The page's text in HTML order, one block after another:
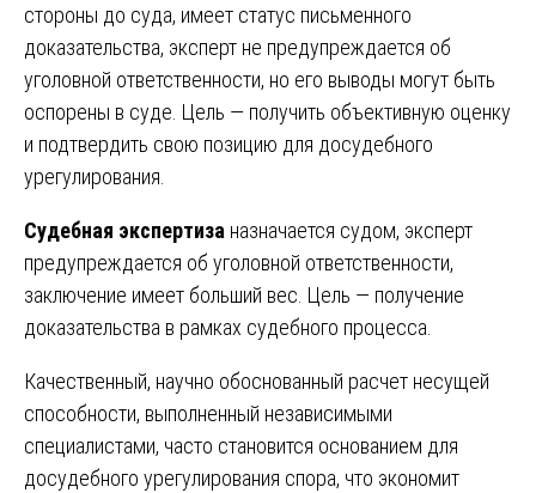
стороны до суда, имеет статус письменного
доказательства, эксперт не предупреждается об
уголовной ответственности, но его выводы могут быть
оспорены в суде. Цель — получить объективную оценку
и подтвердить свою позицию для досудебного
урегулирования.
Судебная экспертиза назначается судом, эксперт
предупреждается об уголовной ответственности,
заключение имеет больший вес. Цель — получение
доказательства в рамках судебного процесса.
Качественный, научно обоснованный расчет несущей
способности, выполненный независимыми
специалистами, часто становится основанием для
досудебного урегулирования спора, что экономит